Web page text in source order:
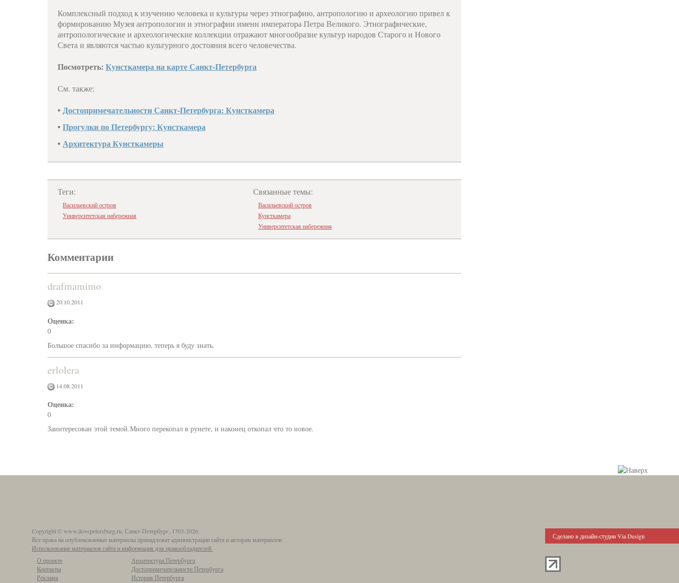
Комплексный подход к изучению человека и культуры через этнографию, антропологию и археологию привел к
формированию Музея антропологии и этнографии имени императора Петра Великого. Этнографические,
антропологические и археологические коллекции отражают многообразие культур народов Старого и Нового
Света и являются частью культурного достояния всего человечества.
Посмотреть: Кунсткамера на карте Санкт-Петербурга
См. также:
• Достопримечательности Санкт-Петербурга: Кунсткамера
• Прогулки по Петербургу: Кунсткамера
• Архитектура Кунсткамеры
Теги:
Васильевский остров
Университетская набережная
Связанные темы:
Васильевский остров
Кунсткамера
Университетская набережная
Комментарии
drafmamimo
20.10.2011
Оценка:
0
Большое спасибо за информацию, теперь я буду знать.
erlolera
14.08.2011
Оценка:
0
Заинтересован этой темой.Много перекопал в рунете, и наконец откопал что то новое.
Copyright © www.ilovepetersburg.ru, Санкт-Петербург, 1703-2026.
Все права на опубликованные материалы принадлежат администрации сайта и авторам материалов.
Использование материалов сайта и информация для правообладателей.
Сделано в дизайн-студии Via Design
О проекте
Контакты
Реклама
Архитектура Петербурга
Достопримечательности Петербурга
История Петербурга